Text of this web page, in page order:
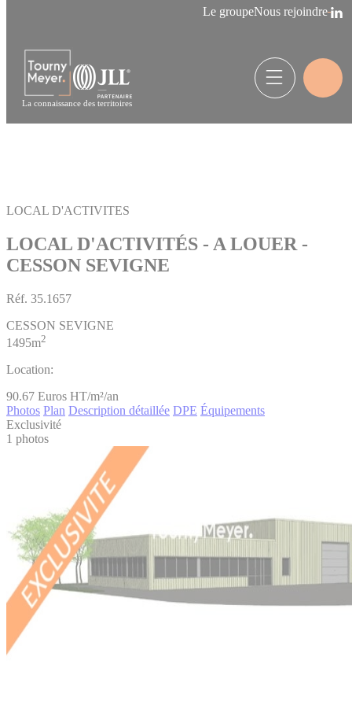
Le groupeNous rejoindre
La connaissance des territoires
LOCAL D'ACTIVITES
LOCAL D'ACTIVITÉS - A LOUER -
CESSON SEVIGNE
Réf. 35.1657
CESSON SEVIGNE
1495m2
Location:
90.67 Euros HT/m²/an
Photos Plan Description détaillée DPE Équipements
Exclusivité
1 photos